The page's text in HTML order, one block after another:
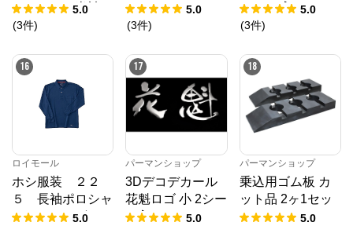
Ｔシャツ 半袖
ブラック Ｍ
5.0
(3件)
10S フロアマッ
ト R2/6～ カ
抗ウイルス 消
臭 スタンダード
タイプ
5.0
(3件)
1500ヶ入り5.0
(3件)
16
ロイモール
ホシ服装 ２２
５ 長袖ポロシャ
ツ ６ネイビー
5.0
17
パーマンショップ
3Dデコデカール
花魁ロゴ 小 2シー
ト入り
5.0
18
パーマンショップ
乗込用ゴム板 カ
ット品 2ヶ1セッ
ト
5.0